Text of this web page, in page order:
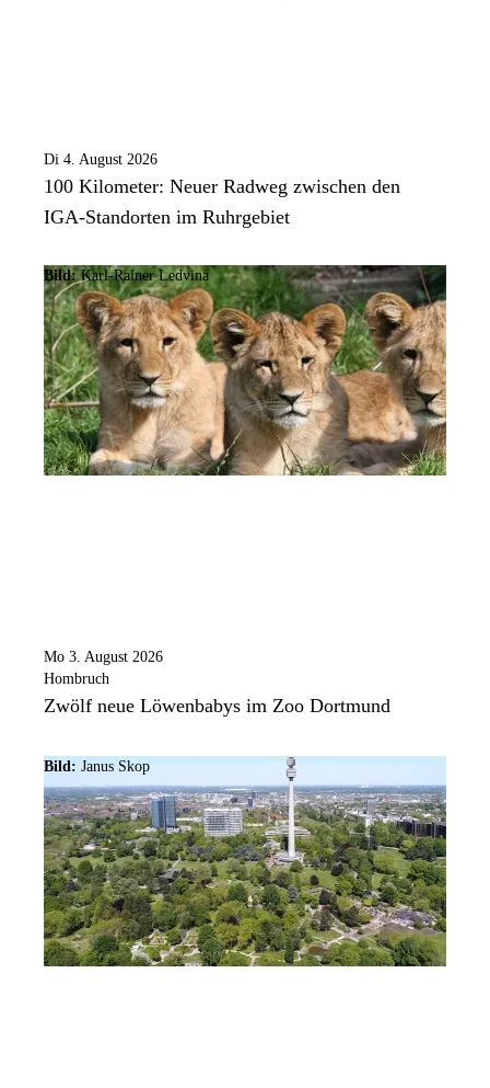
Di 4. August 2026
100 Kilometer: Neuer Radweg zwischen den
IGA-Standorten im Ruhrgebiet
Bild: Karl-Rainer Ledvina
Mo 3. August 2026
Hombruch
Zwölf neue Löwenbabys im Zoo Dortmund
Bild: Janus Skop